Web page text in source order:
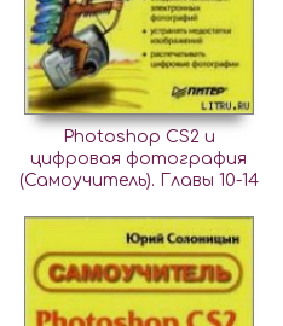
Photoshop CS2 и
цифровая фотография
(Самоучитель). Главы 10-14